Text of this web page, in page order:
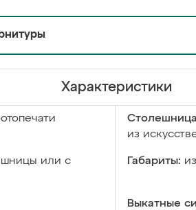
Характеристики
из
или с
Габариты:
Выкатные